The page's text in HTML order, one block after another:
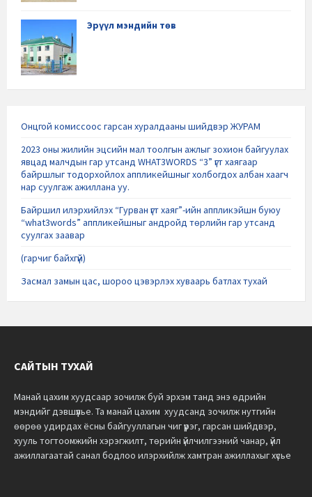
Эрүүл мэндийн төв
Онцгой комиссоос гарсан хуралдааны шийдвэр ЖУРАМ
2023 оны жилийн эцсийн мал тоолгын ажлыг зохион байгуулах
явцад малчдын гар утсанд WHAT3WORDS “3” үгт хаягаар
байршлыг тодорхойлох аппликейшныг холбогдох албан хаагч
нар суулгаж ажиллана уу.
Байршил илэрхийлэх “Гурван үгт хаяг”-ийн аппликэйшн буюу
“what3words” аппликейшныг андройд төрлийн гар утсанд
суулгах заавар
(гарчиг байхгүй)
Засмал замын цас, шороо цэвэрлэх хуваарь батлах тухай
САЙТЫН ТУХАЙ
Манай цахим хуудсаар зочилж буй эрхэм танд энэ өдрийн
мэндийг дэвшүүлье. Та манай цахим хуудсанд зочилж нутгийн
өөрөө удирдах ёсны байгууллагын чиг үүрэг, гарсан шийдвэр,
хууль тогтоомжийн хэрэгжилт, төрийн үйлчилгээний чанар, үйл
ажиллагаатай санал бодлоо илэрхийлж хамтран ажиллахыг хүсье